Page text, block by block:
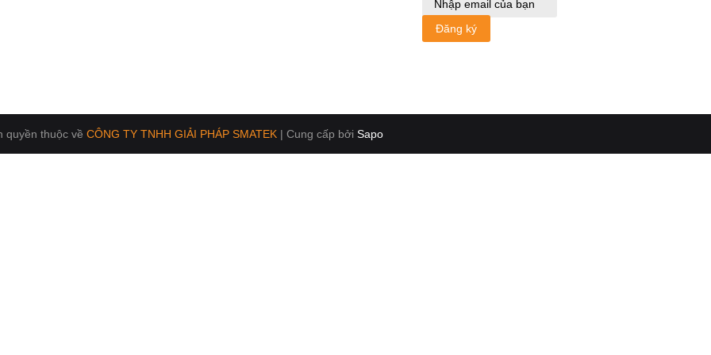
Đăng ký
quyền thuộc về CÔNG TY TNHH GIẢI PHÁP SMATEK | Cung cấp bởi Sapo